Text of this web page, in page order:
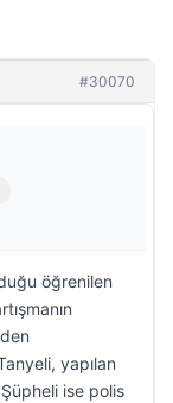
#30070
öğrenilen
yapılan
ise polis